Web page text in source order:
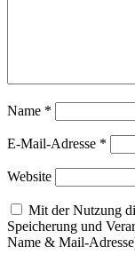
Name *
E-Mail-Adresse *
Website
Mit der Nutzung
Speicherung und
Name & Mail-